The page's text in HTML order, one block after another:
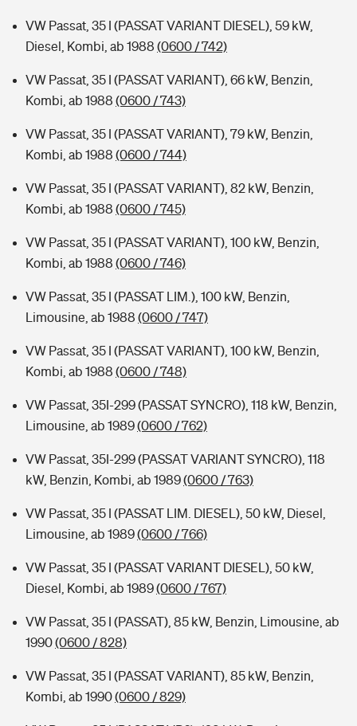
VW Passat, 35 I (PASSAT VARIANT DIESEL), 59 kW,
Diesel, Kombi, ab 1988 (0600 / 742)
VW Passat, 35 I (PASSAT VARIANT), 66 kW, Benzin,
Kombi, ab 1988 (0600 / 743)
VW Passat, 35 I (PASSAT VARIANT), 79 kW, Benzin,
Kombi, ab 1988 (0600 / 744)
VW Passat, 35 I (PASSAT VARIANT), 82 kW, Benzin,
Kombi, ab 1988 (0600 / 745)
VW Passat, 35 I (PASSAT VARIANT), 100 kW, Benzin,
Kombi, ab 1988 (0600 / 746)
VW Passat, 35 I (PASSAT LIM.), 100 kW, Benzin,
Limousine, ab 1988 (0600 / 747)
VW Passat, 35 I (PASSAT VARIANT), 100 kW, Benzin,
Kombi, ab 1988 (0600 / 748)
VW Passat, 35I-299 (PASSAT SYNCRO), 118 kW, Benzin,
Limousine, ab 1989(0600 / 762)
VW Passat, 35I-299 (PASSAT VARIANT SYNCRO), 118
kW, Benzin, Kombi, ab 1989(0600 / 763)
VW Passat, 35 I (PASSAT LIM. DIESEL), 50 kW, Diesel,
Limousine, ab 1989(0600 / 766)
VW Passat, 35 I (PASSAT VARIANT DIESEL), 50 kW,
Diesel, Kombi, ab 1989(0600 / 767)
VW Passat, 35 I (PASSAT), 85 kW, Benzin, Limousine, ab
1990(0600 / 828)
VW Passat, 35 I (PASSAT VARIANT), 85 kW, Benzin,
Kombi, ab 1990(0600 / 829)